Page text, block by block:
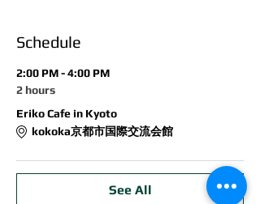
Schedule
2:00 PM - 4:00 PM
2 hours
Eriko Cafe in Kyoto
kokoka京都市国際交流会館
See All